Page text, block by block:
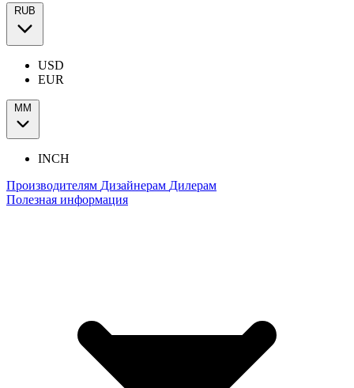
RUB
USD
EUR
ММ
INCH
Производителям Дизайнерам Дилерам
Полезная информация